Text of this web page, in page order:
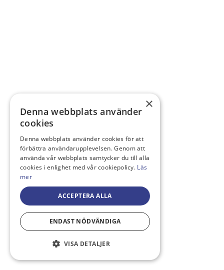
×
Denna webbplats använder
cookies
Denna webbplats använder cookies för att
förbättra användarupplevelsen. Genom att
använda vår webbplats samtycker du till alla
cookies i enlighet med vår cookiepolicy. Läs
mer
ACCEPTERA ALLA
ENDAST NÖDVÄNDIGA
VISA DETALJER